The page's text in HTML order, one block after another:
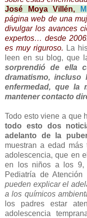
José Moya Villén,
página web de una
divulgar los avances
expertos… desde
es muy riguroso. La
leen en su blog, que
sorprendió de ella
dramatismo,
enfermedad, que la
mantener contacto
Todo esto viene a que
todo esto dos
adelanto de la
muestran a edad
adolescencia, que en
en los niños a los 9,
Pediatría de Atención
pueden explicar el
a los químicos
los padres estar
adolescencia